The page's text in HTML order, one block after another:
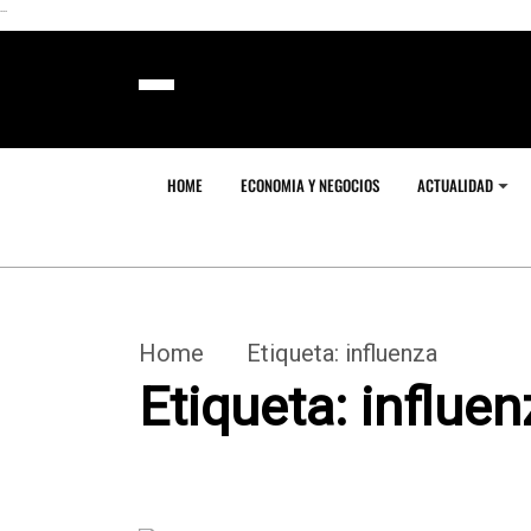
```
HOME ECONOMIA Y NEGOCIOS ACTUALIDAD
Home Etiqueta: influenza
Etiqueta: